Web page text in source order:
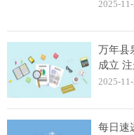
2025-
万年县
成立
2025-
每日速